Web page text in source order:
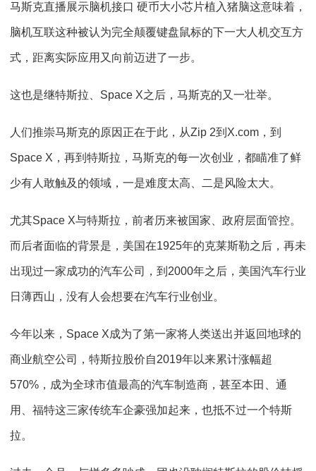
马斯克直播展示脑机接口 硬币大小芯片植入猪脑这意味着，
脑机互联这种被认为完全颠覆键盘鼠标的下一大人机交互方
式，距离实际应用又向前迈进了一步。
这也是继特斯拉、Space X之后，马斯克的又一壮举。
人们推崇马斯克的原因正在于此，从Zip 2到X.com，到
Space X，再到特斯拉，马斯克的每一次创业，都瞄准了鲜
少有人敢触及的领域，一是难度太高、二是风险太大。
尤其Space X与特斯拉，前者历来被国家、政府层面管控。
而后者面临的背景是，美国在1925年的克莱斯勒之后，再未
出现过一家成功的汽车公司，到2000年之后，美国汽车行业
日薄西山，没有人会想要在汽车行业创业。
今年以来，Space X成为了第一家将人类送出并返回地球的
商业航空公司，特斯拉股价自2019年以来累计涨幅超
570%，成为全球市值最高的汽车制造商，甚至本田、通
用、福特这三家传统车企豪强加起来，也抵不过一个特斯
拉。